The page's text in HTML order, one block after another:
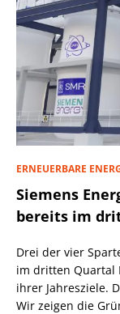
ERNEUERBARE
Siemens
bereits im
Drei der vier
im dritten Quartal
ihrer Jahresziele.
Wir zeigen die